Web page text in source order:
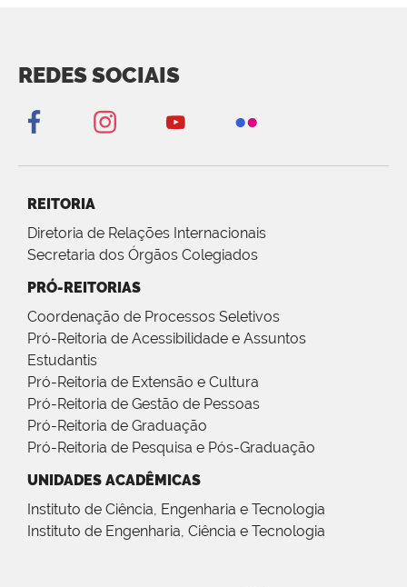
REDES SOCIAIS
REITORIA
Diretoria de Relações Internacionais
Secretaria dos Órgãos Colegiados
PRÓ-REITORIAS
Coordenação de Processos Seletivos
Pró-Reitoria de Acessibilidade e Assuntos
Estudantis
Pró-Reitoria de Extensão e Cultura
Pró-Reitoria de Gestão de Pessoas
Pró-Reitoria de Graduação
Pró-Reitoria de Pesquisa e Pós-Graduação
UNIDADES ACADÊMICAS
Instituto de Ciência, Engenharia e Tecnologia
Instituto de Engenharia, Ciência e Tecnologia